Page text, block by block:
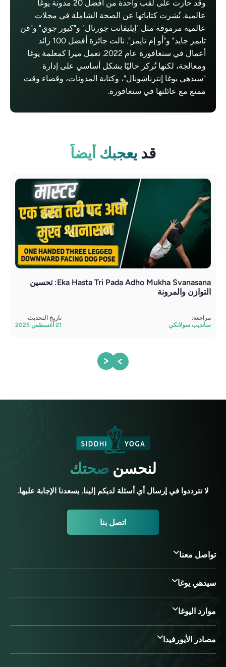
وقد حازت على لقب واحدة من أفضل 20 مدونة يوغا
عالمية. نُشرت كتاباتها عن الصحة الشاملة في مجلات
عالمية مرموقة مثل "إيليفانت جورنال" و"كيور جوي" و"فن
تايمز جايد" و"أو إم تايمز". نالت جائزة أفضل 100 رائد
أعمال في سنغافورة عام 2022. تعمل ميرا كمعلمة يوغا
ومعالجة، لكنها تُركز حاليًا بشكل أساسي على إدارة
"سيدهي يوغا إنترناشونال"، وكتابة المدونات، وقضاء وقت
ممتع مع عائلتها في سنغافورة.
قديعجبك أيضاً
Eka Hasta Tri Pada Adho Mukha Svanasana: تحسين
التوازن والمرونة
مراجعة:
سانديب سولانكي
تاريخ التحديث:
21 أغسطس 2025
لنحسنصحتك
لا تترددوا في إرسال أي أسئلة لديكم إلينا. يسعدنا الإجابة عليها.
اتصل بنا
تواصل معنا
سيدهي يوغا
موارد اليوغا
مصادر الأيورفيدا